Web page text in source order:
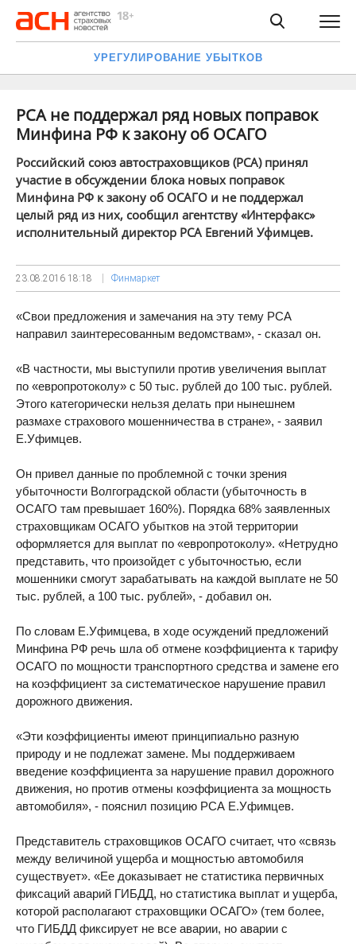
УРЕГУЛИРОВАНИЕ УБЫТКОВ
РСА не поддержал ряд новых поправок
Минфина РФ к закону об ОСАГО
Российский союз автостраховщиков (РСА) принял
участие в обсуждении блока новых поправок
Минфина РФ к закону об ОСАГО и не поддержал
целый ряд из них, сообщил агентству «Интерфакс»
исполнительный директор РСА Евгений Уфимцев.
23.08.2016 18:18 Финмаркет
«Свои предложения и замечания на эту тему РСА
направил заинтересованным ведомствам», - сказал он.
«В частности, мы выступили против увеличения выплат
по «европротоколу» с 50 тыс. рублей до 100 тыс. рублей.
Этого категорически нельзя делать при нынешнем
размахе страхового мошенничества в стране», - заявил
Е.Уфимцев.
Он привел данные по проблемной с точки зрения
убыточности Волгоградской области (убыточность в
ОСАГО там превышает 160%). Порядка 68% заявленных
страховщикам ОСАГО убытков на этой территории
оформляется для выплат по «европротоколу». «Нетрудно
представить, что произойдет с убыточностью, если
мошенники смогут зарабатывать на каждой выплате не 50
тыс. рублей, а 100 тыс. рублей», - добавил он.
По словам Е.Уфимцева, в ходе осуждений предложений
Минфина РФ речь шла об отмене коэффициента к тарифу
ОСАГО по мощности транспортного средства и замене его
на коэффициент за систематическое нарушение правил
дорожного движения.
«Эти коэффициенты имеют принципиально разную
природу и не подлежат замене. Мы поддерживаем
введение коэффициента за нарушение правил дорожного
движения, но против отмены коэффициента за мощность
автомобиля», - пояснил позицию РСА Е.Уфимцев.
Представитель страховщиков ОСАГО считает, что «связь
между величиной ущерба и мощностью автомобиля
существует». «Ее доказывает не статистика первичных
фиксаций аварий ГИБДД, но статистика выплат и ущерба,
которой располагают страховщики ОСАГО» (тем более,
что ГИБДД фиксирует не все аварии, но аварии с